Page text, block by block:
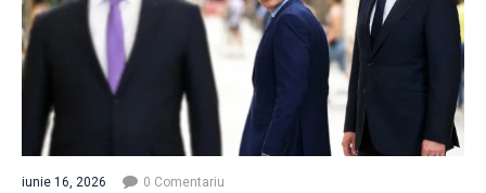
iunie 16, 2026 0 Comentariu